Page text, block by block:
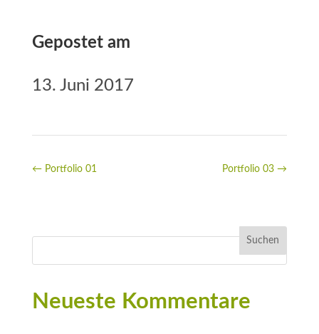
Gepostet am
13. Juni 2017
←Portfolio 01 Portfolio 03→
Neueste Kommentare